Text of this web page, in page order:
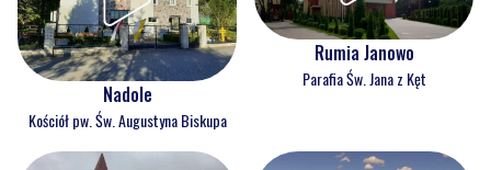
Nadole
Kościół pw. Św. Augustyna Biskupa
Rumia Janowo
Parafia Św. Jana z Kęt